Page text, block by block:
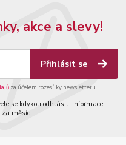
akce a slevy!
Přihlásit se
za účelem rozesílky newsletteru.
se kdykoli odhlásit. Informace
měsíc.